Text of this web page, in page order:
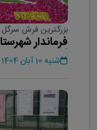
بزرگترین فرش سرگل
فرماندار
گل آسیا
شنبه 10 آبان 1404